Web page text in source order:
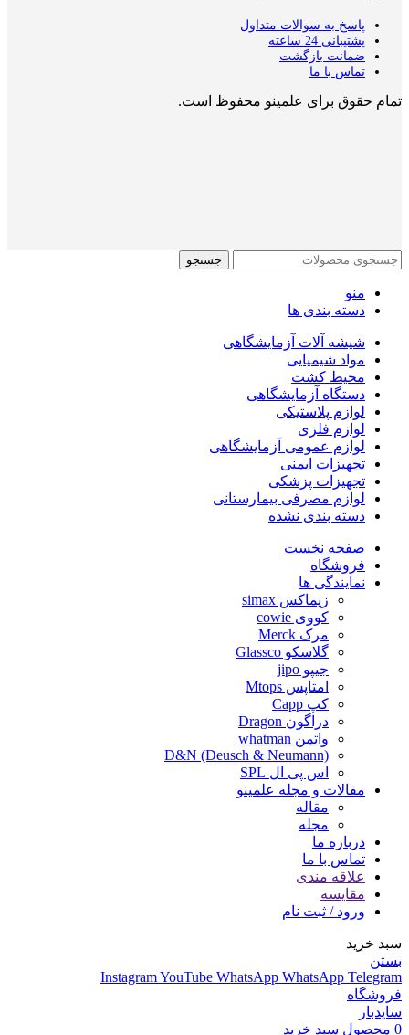
پاسخ به سوالات متداول
پشتیبانی 24 ساعته
ضمانت بازگشت
تماس با ما
تمام حقوق برای علمینو محفوظ است.
جستجو
منو
دسته بندی ها
شیشه آلات آزمایشگاهی
مواد شیمیایی
محیط کشت
دستگاه آزمایشگاهی
لوازم پلاستیکی
لوازم فلزی
لوازم عمومی آزمایشگاهی
تجهیزات ایمنی
تجهیزات پزشکی
لوازم مصرفی بیمارستانی
دسته بندی نشده
صفحه نخست
فروشگاه
نمایندگی ها
زیماکس simax
کووی cowie
مرک Merck
گلاسکو Glassco
جیپو jipo
امتاپس Mtops
کپ Capp
دراگون Dragon
واتمن whatman
D&N (Deusch & Neumann)
اس پی ال SPL
مقالات و مجله علمینو
مقاله
مجله
درباره ما
تماس با ما
علاقه مندی
مقایسه
ورود / ثبت نام
سبد خرید
بستن
InstagramYouTube WhatsApp WhatsApp Telegram
فروشگاه
سایدبار
0 محصول سبد خرید